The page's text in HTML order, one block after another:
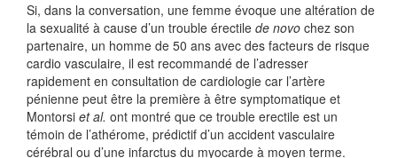
Si, dans la conversation, une femme évoque une altération de
la sexualité à cause d’un trouble érectile de novo chez son
partenaire, un homme de 50 ans avec des facteurs de risque
cardio vasculaire, il est recommandé de l’adresser
rapidement en consultation de cardiologie car l’artère
pénienne peut être la première à être symptomatique et
Montorsi et al. ont montré que ce trouble erectile est un
témoin de l’athérome, prédictif d’un accident vasculaire
cérébral ou d’une infarctus du myocarde à moyen terme.